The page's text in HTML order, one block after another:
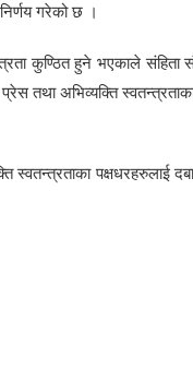
गरेको छ ।
कुण्ठित हुने भएकाले संहिता
तथा अभिव्यक्ति
स्वतन्त्रताका पक्षधरहरुलाई